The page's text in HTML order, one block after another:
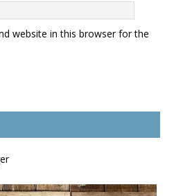
website in this browser for the